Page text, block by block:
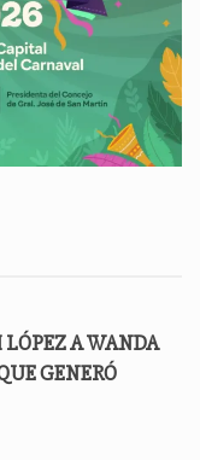
A WANDA
GENERÓ